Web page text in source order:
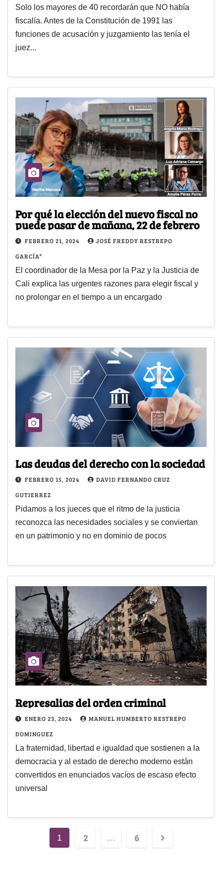
Solo los mayores de 40 recordarán que NO había
fiscalía. Antes de la Constitución de 1991 las
funciones de acusación y juzgamiento las tenía el
juez...
Por qué la elección del nuevo fiscal no
puede pasar de mañana, 22 de febrero
FEBRERO 21, 2024
JOSÉ FREDDY RESTREPO
GARCÍA*
El coordinador de la Mesa por la Paz y la Justicia de
Cali explica las urgentes razones para elegir fiscal y
no prolongar en el tiempo a un encargado
Las deudas del derecho con la sociedad
FEBRERO 15, 2024
DAVID FERNANDO CRUZ
GUTIERREZ
Pidamos a los jueces que el ritmo de la justicia
reconozca las necesidades sociales y se conviertan
en un patrimonio y no en dominio de pocos
Represalias del orden criminal
ENERO 23, 2024
MANUEL HUMBERTO RESTREPO
DOMINGUEZ
La fraternidad, libertad e igualdad que sostienen a la
democracia y al estado de derecho moderno están
convertidos en enunciados vacíos de escaso efecto
universal
1 2 … 6